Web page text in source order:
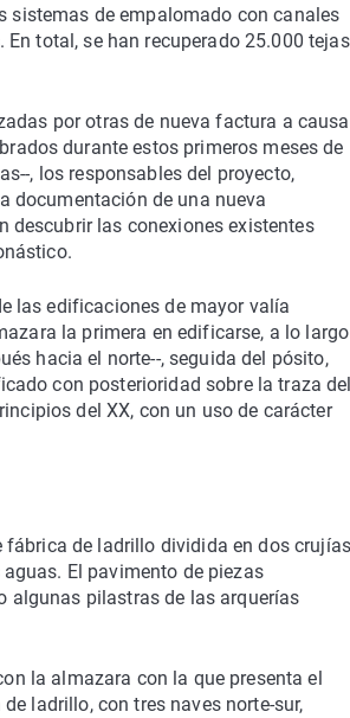
sistemas de empalomado con canales
total, se han recuperado 25.000 tejas
por otras de nueva factura a causa
durante estos primeros meses de
, los responsables del proyecto,
documentación de una nueva
descubrir las conexiones existentes
las edificaciones de mayor valía
la primera en edificarse, a lo largo
hacia el norte--, seguida del pósito,
con posterioridad sobre la traza del
del XX, con un uso de carácter
fábrica de ladrillo dividida en dos crujías
El pavimento de piezas
algunas pilastras de las arquerías
la almazara con la que presenta el
ladrillo, con tres naves norte-sur,